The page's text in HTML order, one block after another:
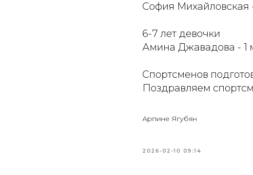
София Михайловская
6-7 лет девочки
Амина Джавадова - 1
Спортсменов
Поздравляем
Арпине Ягубян
2026-02-10 09:14